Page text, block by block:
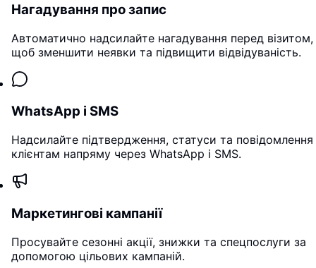
Нагадування про запис
Автоматично надсилайте нагадування перед візитом,
щоб зменшити неявки та підвищити відвідуваність.
WhatsApp і SMS
Надсилайте підтвердження, статуси та повідомлення
клієнтам напряму через WhatsApp і SMS.
Маркетингові кампанії
Просувайте сезонні акції, знижки та спецпослуги за
допомогою цільових кампаній.